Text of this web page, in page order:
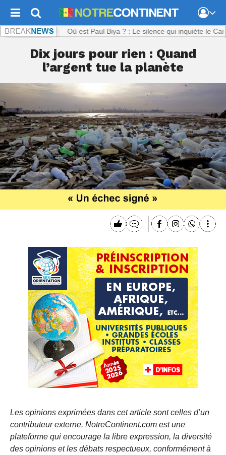
: Où est Paul Biya ? : Le silence qui inquiète le
Dix jours pour rien : Quand
l’argent tue la planète
Les opinions exprimées dans cet article sont celles d’un
contributeur externe. NotreContinent.com est une
plateforme qui encourage la libre expression, la diversité
des opinions et les débats respectueux, conformément à